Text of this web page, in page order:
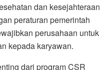
dan kesejahteraan
peraturan pemerintah
perusahaan untuk
kepada karyawan.
dari program CSR